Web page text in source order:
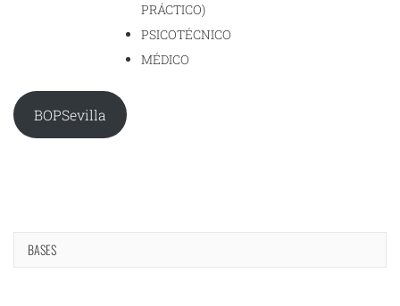
PRÁCTICO)
PSICOTÉCNICO
MÉDICO
BOPSevilla
BASES